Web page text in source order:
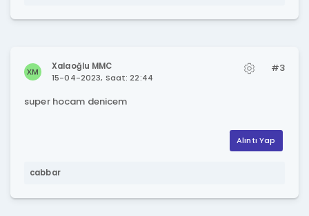
Xalaoğlu MMC
15-04-2023, Saat: 22:44
#3
super hocam denicem
Alıntı Yap
cabbar